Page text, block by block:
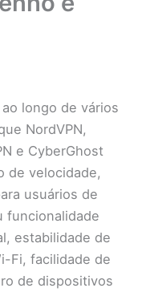
longo de vários
NordVPN,
e CyberGhost
de velocidade,
usuários de
funcionalidade
estabilidade de
Fi, facilidade de
de dispositivos